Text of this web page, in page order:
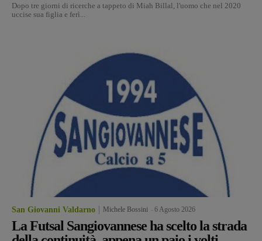
Dopo tre giorni di ricerche a tappeto di Miah Billal, l'uomo che nel 2020
uccise sua figlia e ferì...
San Giovanni Valdarno Michele Bossini 6 Agosto 2026
La Futsal Sangiovannese ha scelto la strada